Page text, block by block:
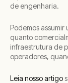
de engenharia.
Podemos
quanto
infraestrutura de
operadores,
Leia nosso artigo